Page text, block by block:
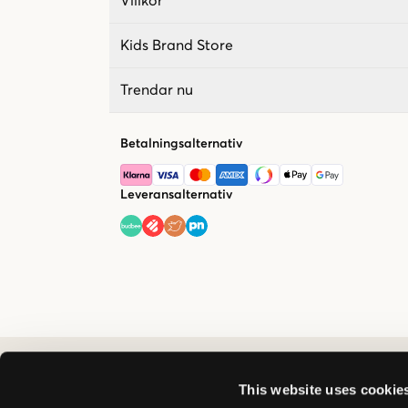
This website uses
Kids Brand Store
Trendar nu
Betalningsalternativ
Leveransalternativ